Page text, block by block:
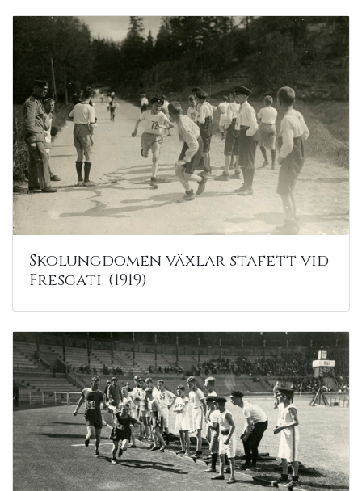
Skolungdomen växlar stafett vid
Frescati. (1919)